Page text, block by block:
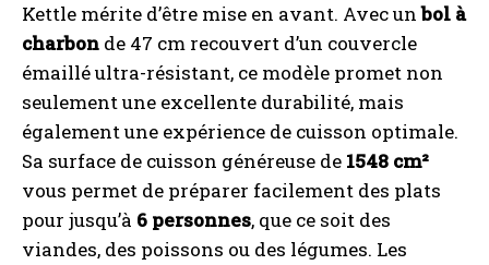
Kettle mérite d’être mise en avant. Avec unbol à
charbon de 47 cm recouvert d’un couvercle
émaillé ultra-résistant, ce modèle promet non
seulement une excellente durabilité, mais
également une expérience de cuisson optimale.
Sa surface de cuisson généreuse de 1548 cm²
vous permet de préparer facilement des plats
pour jusqu’à 6 personnes, que ce soit des
viandes, des poissons ou des légumes. Les